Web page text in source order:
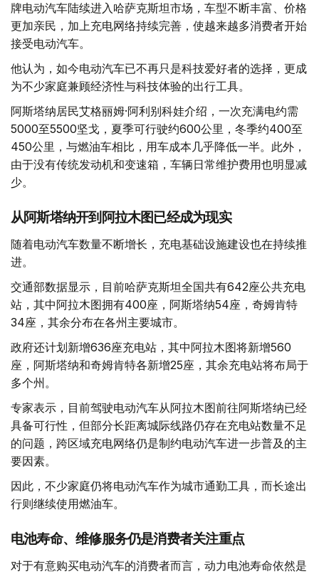
牌电动汽车陆续进入哈萨克斯坦市场，车型不断丰富、价格
更加亲民，加上充电网络持续完善，使越来越多消费者开始
接受电动汽车。
他认为，如今电动汽车已不再只是科技爱好者的选择，更成
为不少家庭兼顾经济性与科技体验的出行工具。
阿斯塔纳居民艾格丽姆·阿利别科娃介绍，一次充满电约需
5000至5500坚戈，夏季可行驶约600公里，冬季约400至
450公里，与燃油车相比，用车成本几乎降低一半。此外，
由于没有传统发动机和变速箱，车辆日常维护费用也明显减
少。
从阿斯塔纳开到阿拉木图已经成为现实
随着电动汽车数量不断增长，充电基础设施建设也在持续推
进。
交通部数据显示，目前哈萨克斯坦全国共有642座公共充电
站，其中阿拉木图拥有400座，阿斯塔纳54座，奇姆肯特
34座，其余分布在各州主要城市。
政府还计划新增636座充电站，其中阿拉木图将新增560
座，阿斯塔纳和奇姆肯特各新增25座，其余充电站将布局于
多个州。
专家表示，目前驾驶电动汽车从阿拉木图前往阿斯塔纳已经
具备可行性，但部分长距离城际线路仍存在充电站数量不足
的问题，跨区域充电网络仍是制约电动汽车进一步普及的主
要因素。
因此，不少家庭仍将电动汽车作为城市通勤工具，而长途出
行则继续使用燃油车。
电池寿命、维修服务仍是消费者关注重点
对于有意购买电动汽车的消费者而言，动力电池寿命依然是